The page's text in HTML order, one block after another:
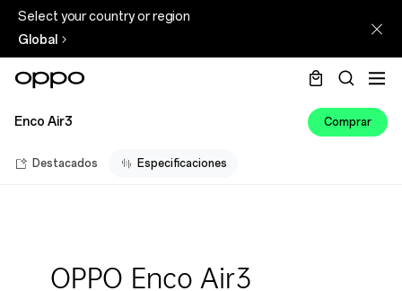
Select your country or region
Global
Enco Air3 Comprar
Destacados Especificaciones
OPPO Enco Air3